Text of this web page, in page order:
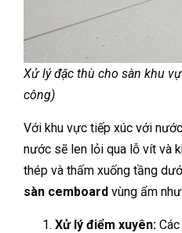
Xử lý đặc thù cho sàn khu
công)
Với khu vực tiếp xúc với
nước sẽ len lỏi qua lỗ vít và
thép và thấm xuống tầng
sàn cemboard vùng ẩm
Xử lý điểm xuyên: